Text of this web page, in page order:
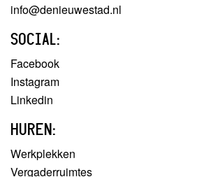
info@denieuwestad.nl
SOCIAL:
Facebook
Instagram
Linkedin
HUREN:
Werkplekken
Vergaderruimtes